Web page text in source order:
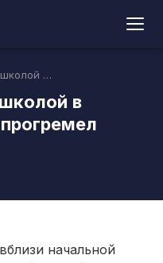
Рядом с начальной школой в британском городе прогремел мощный взрыв
в
начальной